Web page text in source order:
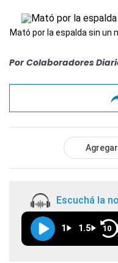
Mató por la espalda sin un
Por Colaboradores
Escuchá la
1 1.5 10